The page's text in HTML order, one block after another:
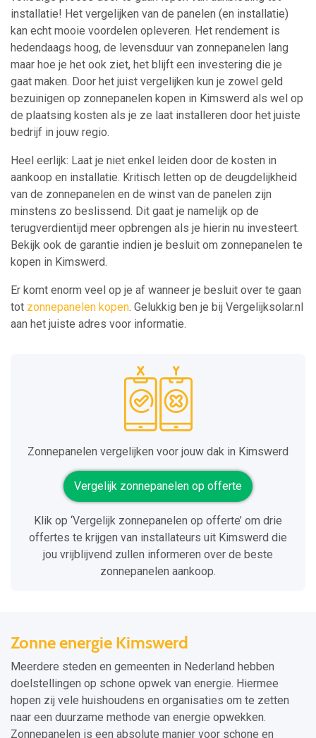
installatie! Het vergelijken van de panelen (en installatie)
kan echt mooie voordelen opleveren. Het rendement is
hedendaags hoog, de levensduur van zonnepanelen lang
maar hoe je het ook ziet, het blijft een investering die je
gaat maken. Door het juist vergelijken kun je zowel geld
bezuinigen op zonnepanelen kopen in Kimswerd als wel op
de plaatsing kosten als je ze laat installeren door het juiste
bedrijf in jouw regio.
Heel eerlijk: Laat je niet enkel leiden door de kosten in
aankoop en installatie. Kritisch letten op de deugdelijkheid
van de zonnepanelen en de winst van de panelen zijn
minstens zo beslissend. Dit gaat je namelijk op de
terugverdientijd meer opbrengen als je hierin nu investeert.
Bekijk ook de garantie indien je besluit om zonnepanelen te
kopen in Kimswerd.
Er komt enorm veel op je af wanneer je besluit over te gaan
tot zonnepanelen kopen. Gelukkig ben je bij Vergelijksolar.nl
aan het juiste adres voor informatie.
Zonnepanelen vergelijken voor jouw dak in Kimswerd
Vergelijk zonnepanelen op offerte
Klik op ‘Vergelijk zonnepanelen op offerte’ om drie
offertes te krijgen van installateurs uit Kimswerd die
jou vrijblijvend zullen informeren over de beste
zonnepanelen aankoop.
Zonne energie Kimswerd
Meerdere steden en gemeenten in Nederland hebben
doelstellingen op schone opwek van energie. Hiermee
hopen zij vele huishoudens en organisaties om te zetten
naar een duurzame methode van energie opwekken.
Zonnepanelen is een absolute manier voor schone en